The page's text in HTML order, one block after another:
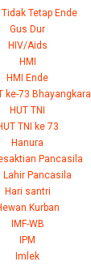
Tidak Tetap Ende
Gus Dur
HIV/Aids
HMI
HMI Ende
ke-73 Bhayangkara
HUT TNI
TNI ke 73
Hanura
Pancasila
Lahir Pancasila
Hari santri
Kurban
IMF-WB
IPM
Imlek